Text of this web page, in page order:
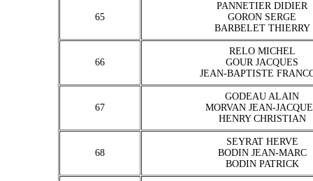
65
PANNETIER DIDIER
GORON SERGE
BARBELET THIERRY
66
RELO MICHEL
GOUR JACQUES
JEAN-BAPTISTE
67
GODEAU ALAIN
MORVAN JEAN-
HENRY CHRISTIAN
68
SEYRAT HERVE
BODIN JEAN-MARC
BODIN PATRICK